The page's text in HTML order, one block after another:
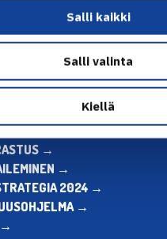
Salli kaikki
Salli valinta
Kiellä
12.00
olkaa yhteydessä
toimisto@tennis.fi
→
→
2024 →
→
→